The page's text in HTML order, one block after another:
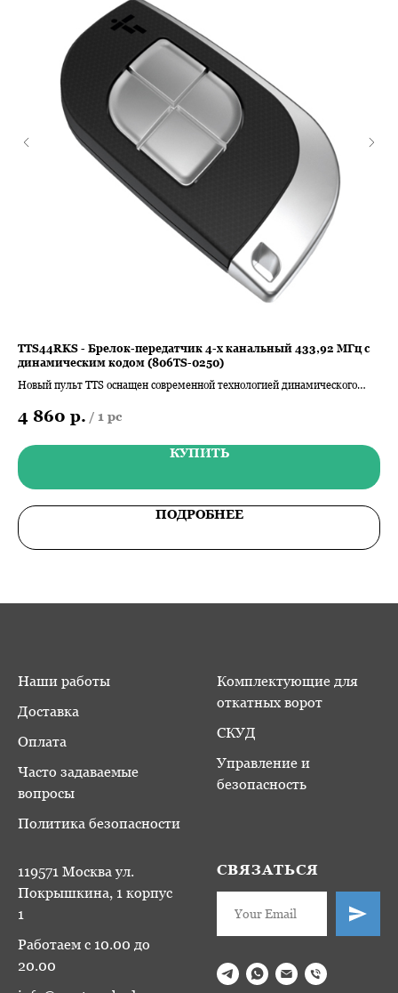
TTS44RKS - Брелок-передатчик 4-х канальный 433,92 МГц с
динамическим кодом (806TS-0250)
Новый пульт TTS оснащен современной технологией динамического
4 860 р. / 1 pc
КУПИТЬ
ПОДРОБНЕЕ
Наши работы
Доставка
Оплата
Часто задаваемые
вопросы
Политика безопасности
Комплектующие для
откатных ворот
СКУД
Управление и
безопасность
119571 Москва ул.
Покрышкина, 1 корпус
1
Работаем с 10.00 до
20.00
СВЯЗАТЬСЯ